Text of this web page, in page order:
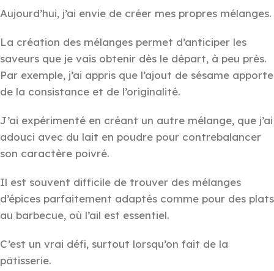
Aujourd’hui, j’ai envie de créer mes propres mélanges.
La création des mélanges permet d’anticiper les
saveurs que je vais obtenir dès le départ, à peu près.
Par exemple, j’ai appris que l’ajout de sésame apporte
de la consistance et de l’originalité.
J’ai expérimenté en créant un autre mélange, que j’ai
adouci avec du lait en poudre pour contrebalancer
son caractère poivré.
Il est souvent difficile de trouver des mélanges
d’épices parfaitement adaptés comme pour des plats
au barbecue, où l’ail est essentiel.
C’est un vrai défi, surtout lorsqu’on fait de la
pâtisserie.